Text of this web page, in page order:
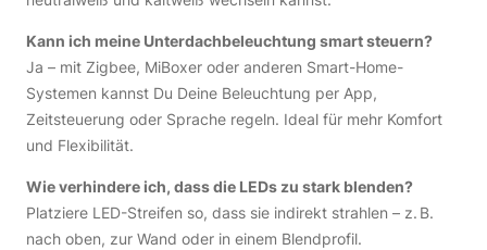
Kann ich meine Unterdachbeleuchtung smart steuern?
Ja – mit Zigbee, MiBoxer oder anderen Smart-Home-
Systemen kannst Du Deine Beleuchtung per App,
Zeitsteuerung oder Sprache regeln. Ideal für mehr Komfort
und Flexibilität.
Wie verhindere ich, dass die LEDs zu stark blenden?
Platziere LED-Streifen so, dass sie indirekt strahlen – z. B.
nach oben, zur Wand oder in einem Blendprofil.